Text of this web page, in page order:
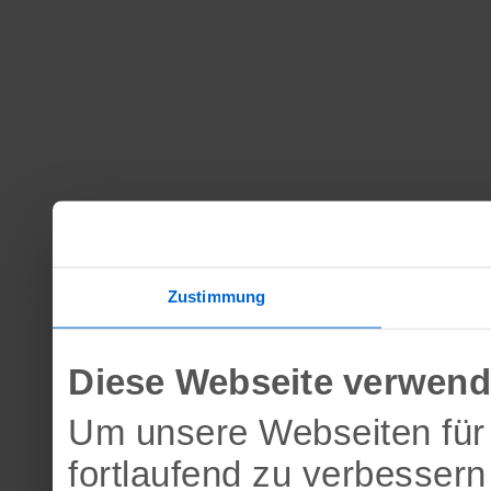
Zustimmung
Diese Webseite
Um unsere Webseiten
fortlaufend zu